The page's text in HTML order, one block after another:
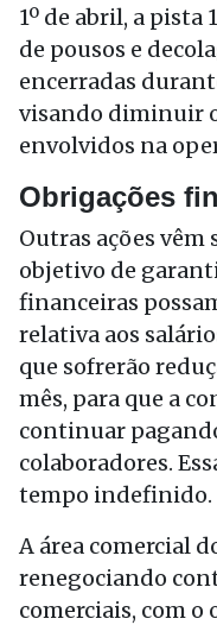
1º de abril, a pista
de pousos e
encerradas
visando diminuir
envolvidos na
Obrigações
Outras ações vêm
objetivo de
financeiras
relativa aos
que sofrerão
mês, para que a
continuar
colaboradores.
tempo indefinido.
A área comercial
renegociando
comerciais, com o